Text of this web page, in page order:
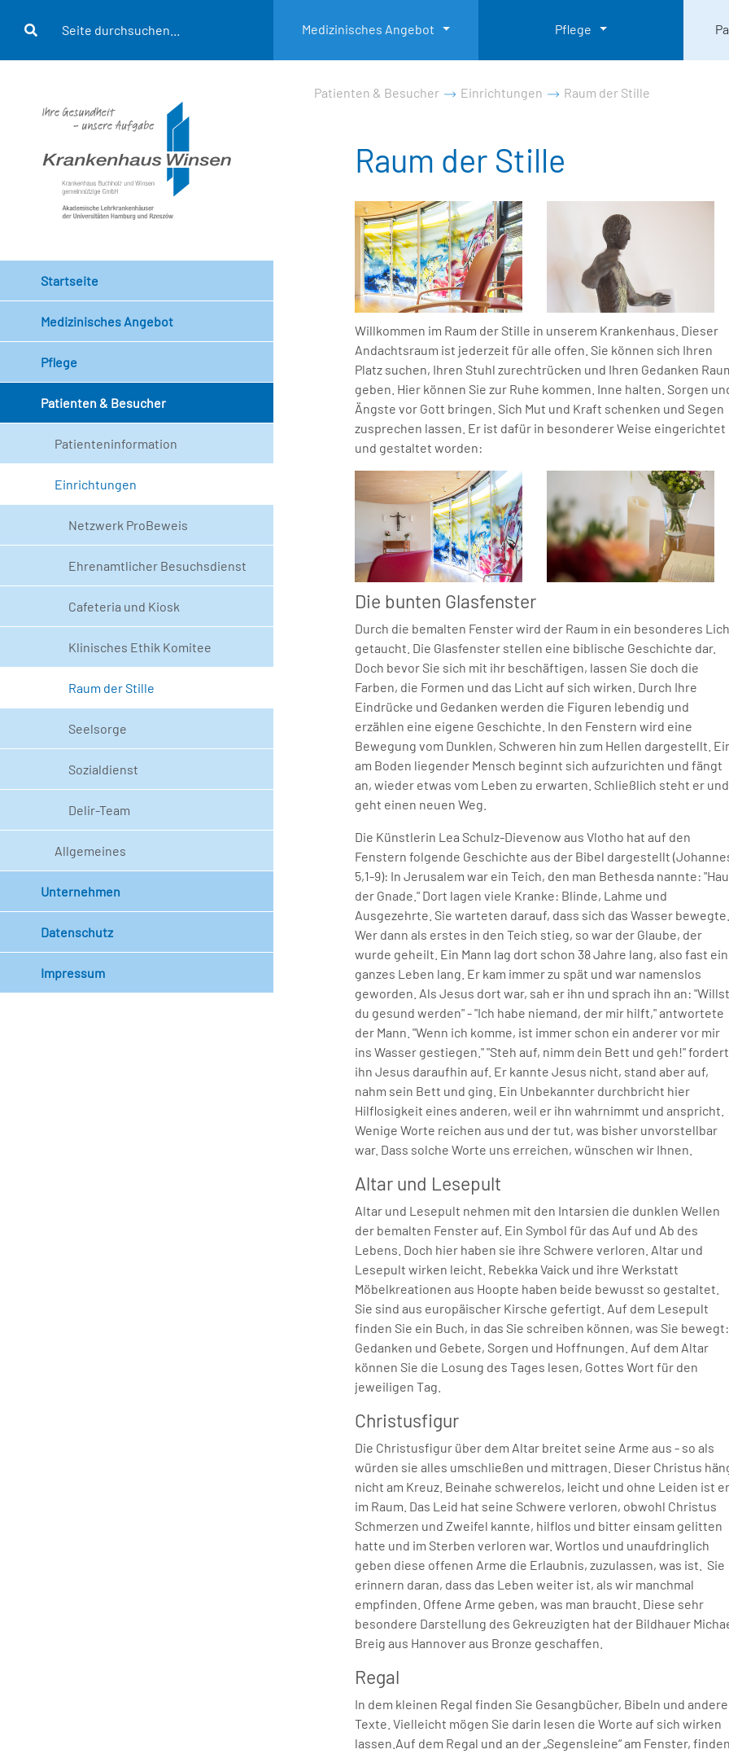
Medizinisches Angebot Pflege
Startseite
Medizinisches Angebot
Pflege
Patienten & Besucher
Patienteninformation
Einrichtungen
Netzwerk ProBeweis
Ehrenamtlicher Besuchsdienst
Cafeteria und Kiosk
Klinisches Ethik Komitee
Raum der Stille
Seelsorge
Sozialdienst
Delir-Team
Allgemeines
Unternehmen
Datenschutz
Impressum
Patienten & Besucher Einrichtungen Raum der Stille
Raum der Stille
Willkommen im Raum der Stille in unserem Krankenhaus. Dieser
Andachtsraum ist jederzeit für alle offen. Sie können sich Ihren
Platz suchen, Ihren Stuhl zurechtrücken und Ihren Gedanken
geben. Hier können Sie zur Ruhe kommen. Inne halten. Sorgen
Ängste vor Gott bringen. Sich Mut und Kraft schenken und Segen
zusprechen lassen. Er ist dafür in besonderer Weise eingerichtet
und gestaltet worden:
Die bunten Glasfenster
Durch die bemalten Fenster wird der Raum in ein besonderes
getaucht. Die Glasfenster stellen eine biblische Geschichte dar.
Doch bevor Sie sich mit ihr beschäftigen, lassen Sie doch die
Farben, die Formen und das Licht auf sich wirken. Durch Ihre
Eindrücke und Gedanken werden die Figuren lebendig und
erzählen eine eigene Geschichte. In den Fenstern wird eine
Bewegung vom Dunklen, Schweren hin zum Hellen dargestellt.
am Boden liegender Mensch beginnt sich aufzurichten und fängt
an, wieder etwas vom Leben zu erwarten. Schließlich steht er und
geht einen neuen Weg.
Die Künstlerin Lea Schulz-Dievenow aus Vlotho hat auf den
Fenstern folgende Geschichte aus der Bibel dargestellt
5,1-9): In Jerusalem war ein Teich, den man Bethesda nannte:
der Gnade." Dort lagen viele Kranke: Blinde, Lahme und
Ausgezehrte. Sie warteten darauf, dass sich das Wasser bewegte.
Wer dann als erstes in den Teich stieg, so war der Glaube, der
wurde geheilt. Ein Mann lag dort schon 38 Jahre lang, also fast ein
ganzes Leben lang. Er kam immer zu spät und war namenslos
geworden. Als Jesus dort war, sah er ihn und sprach ihn an: "Willst
du gesund werden" - "Ich habe niemand, der mir hilft," antwortete
der Mann. "Wenn ich komme, ist immer schon ein anderer vor mir
ins Wasser gestiegen." "Steh auf, nimm dein Bett und geh!" fordert
ihn Jesus daraufhin auf. Er kannte Jesus nicht, stand aber auf,
nahm sein Bett und ging. Ein Unbekannter durchbricht hier
Hilflosigkeit eines anderen, weil er ihn wahrnimmt und anspricht.
Wenige Worte reichen aus und der tut, was bisher unvorstellbar
war. Dass solche Worte uns erreichen, wünschen wir Ihnen.
Altar und Lesepult
Altar und Lesepult nehmen mit den Intarsien die dunklen Wellen
der bemalten Fenster auf. Ein Symbol für das Auf und Ab des
Lebens. Doch hier haben sie ihre Schwere verloren. Altar und
Lesepult wirken leicht. Rebekka Vaick und ihre Werkstatt
Möbelkreationen aus Hoopte haben beide bewusst so gestaltet.
Sie sind aus europäischer Kirsche gefertigt. Auf dem Lesepult
finden Sie ein Buch, in das Sie schreiben können, was Sie bewegt:
Gedanken und Gebete, Sorgen und Hoffnungen. Auf dem Altar
können Sie die Losung des Tages lesen, Gottes Wort für den
jeweiligen Tag.
Christusfigur
Die Christusfigur über dem Altar breitet seine Arme aus - so als
würden sie alles umschließen und mittragen. Dieser Christus
nicht am Kreuz. Beinahe schwerelos, leicht und ohne Leiden ist er
im Raum. Das Leid hat seine Schwere verloren, obwohl Christus
Schmerzen und Zweifel kannte, hilflos und bitter einsam gelitten
hatte und im Sterben verloren war. Wortlos und unaufdringlich
geben diese offenen Arme die Erlaubnis, zuzulassen, was ist. Sie
erinnern daran, dass das Leben weiter ist, als wir manchmal
empfinden. Offene Arme geben, was man braucht. Diese sehr
besondere Darstellung des Gekreuzigten hat der Bildhauer
Breig aus Hannover aus Bronze geschaffen.
Regal
In dem kleinen Regal finden Sie Gesangbücher, Bibeln und andere
Texte. Vielleicht mögen Sie darin lesen die Worte auf sich wirken
lassen.Auf dem Regal und an der „Segensleine“ am Fenster, finden